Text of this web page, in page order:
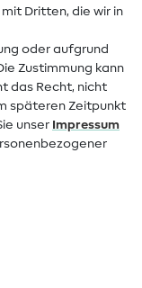
Dritten, die wir in
oder aufgrund
Zustimmung kann
das Recht, nicht
späteren Zeitpunkt
unser Impressum